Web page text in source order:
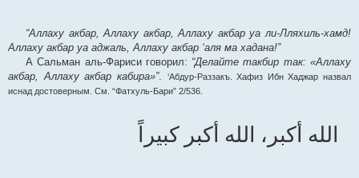
“Аллаху акбар, Аллаху акбар, Аллаху акбар уа ли-Лляхиль-хамд!
Аллаху акбар уа аджаль, Аллаху акбар ‘аля ма хадана!”
А Сальман аль-Фариси говорил: “Делайте такбир так: «Аллаху
акбар, Аллаху акбар кабира»”.
‘Абдур-Раззакъ. Хафиз Ибн Хаджар назвал
иснад достоверным. См. “Фатхуль-Бари” 2/536.
الله أكبر، الله أكبر كبيراً